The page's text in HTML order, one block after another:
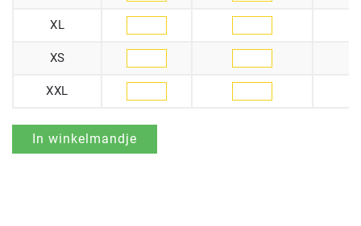
XL
XS
XXL